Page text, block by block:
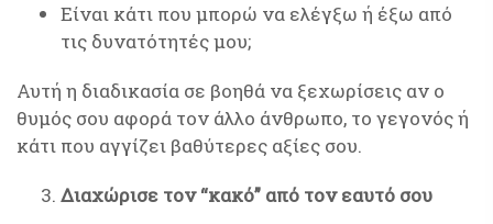
Είναι κάτι που μπορώ να ελέγξω ή έξω από
τις δυνατότητές μου;
Αυτή η διαδικασία σε βοηθά να ξεχωρίσεις αν ο
θυμός σου αφορά τον άλλο άνθρωπο, το γεγονός ή
κάτι που αγγίζει βαθύτερες αξίες σου.
Διαχώρισε τον “κακό” από τον εαυτό σου